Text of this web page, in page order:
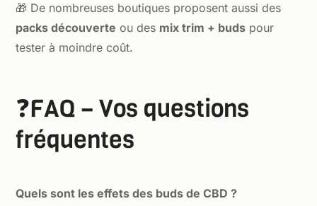
🎁 De nombreuses boutiques proposent aussi des
packs découverte ou des mix trim + buds pour
tester à moindre coût.
❓FAQ – Vos questions
fréquentes
Quels sont les effets des buds de CBD ?